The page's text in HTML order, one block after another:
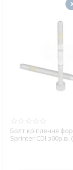
Болт кріплення
Sprinter CDI з00р.в.